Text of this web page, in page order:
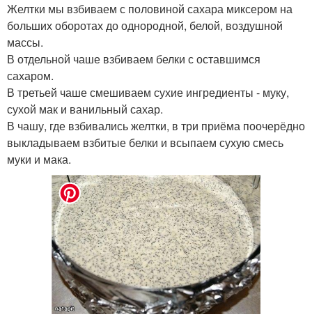
Желтки мы взбиваем с половиной сахара миксером на
больших оборотах до однородной, белой, воздушной
массы.
В отдельной чаше взбиваем белки с оставшимся
сахаром.
В третьей чаше смешиваем сухие ингредиенты - муку,
сухой мак и ванильный сахар.
В чашу, где взбивались желтки, в три приёма поочерёдно
выкладываем взбитые белки и всыпаем сухую смесь
муки и мака.